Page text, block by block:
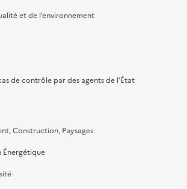
et de l’environnement
de contrôle par des agents de l’État
Construction, Paysages
Énergétique